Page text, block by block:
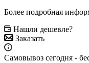
Более подробная
Нашли дешевле?
Заказать
Самовывоз сегодня -